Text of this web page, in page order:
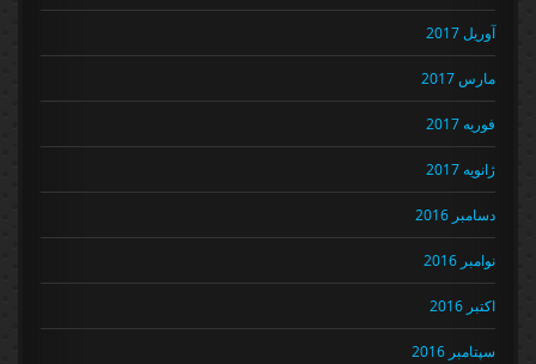
آوریل 2017
مارس 2017
فوریه 2017
ژانویه 2017
دسامبر 2016
نوامبر 2016
اکتبر 2016
سپتامبر 2016